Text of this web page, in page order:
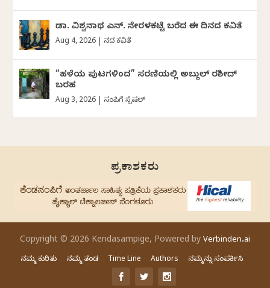
ಡಾ. ವಿಶ್ವನಾಥ ಎನ್.‌ ನೇರಳಕಟ್ಟೆ ಬರೆದ ಈ ದಿನದ ಕವಿತೆ
Aug 4, 2026 ದಿನದ ಕವಿತೆ
“ಹಳೆಯ ಪುಟಗಳಿಂದ” ಸರಣಿಯಲ್ಲಿ ಅಬ್ದುಲ್‌ ರಶೀದ್‌
ಬರಹ
Aug 3, 2026 ಸಂಪಿಗೆ ಸ್ಪೆಷಲ್
ಪ್ರಕಾಶಕರು
Copyright © 2026 Kendasampige, Powered by Verbinden.ai
ನಮ್ಮ ಕುರಿತು ನಮ್ಮ ತಂಡ Time Line Authors ನಮ್ಮನ್ನು ಸಂಪರ್ಕಿಸಿ